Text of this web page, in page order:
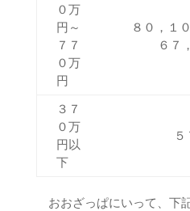
０万
円～
７７
０万
円
８０，１
６７
３７
０万
円以
下
おおざっぱにいって、下